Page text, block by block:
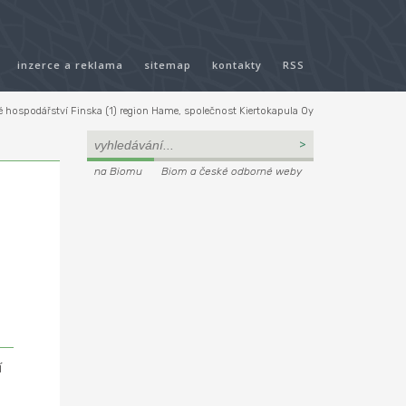
inzerce a reklama sitemap kontakty RSS
hospodářství Finska (1) region Hame, společnost Kiertokapula Oy
na Biomu Biom a české odborné weby